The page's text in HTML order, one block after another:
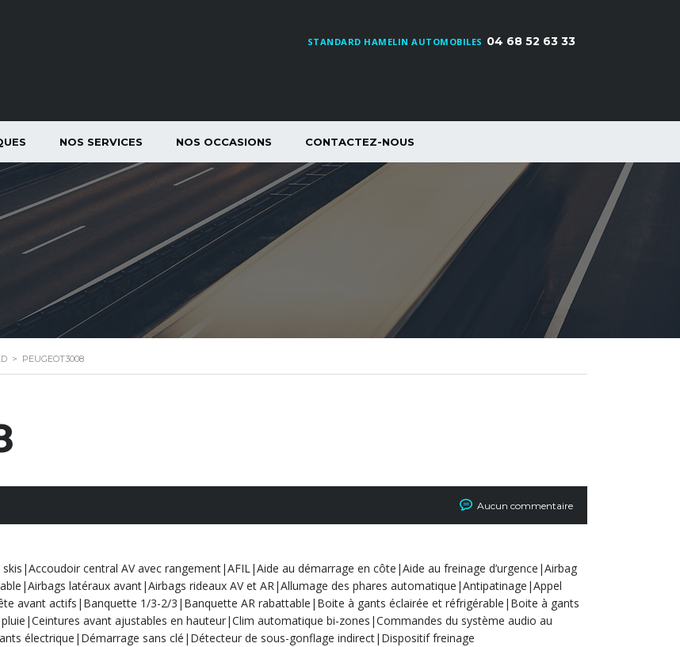
STANDARD HAMELIN AUTOMOBILES 04 68 52 63 33
NOS SERVICES NOS OCCASIONS CONTACTEZ-NOUS
> PEUGEOT3008
Aucun commentaire
central AV avec rangement|AFIL|Aide au démarrage en côte|Aide au freinage d’urgence|Airbag
latéraux avant|Airbags rideaux AV et AR|Allumage des phares automatique|Antipatinage|Appel
avant actifs|Banquette 1/3-2/3|Banquette AR rabattable|Boite à gants éclairée et réfrigérable|Boite à gants
avant ajustables en hauteur|Clim automatique bi-zones|Commandes du système audio au
électrique|Démarrage sans clé|Détecteur de sous-gonflage indirect|Dispositif freinage